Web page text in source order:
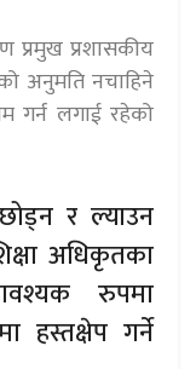
प्रमुख प्रशासकीय
अनुमति नचाहिने
गर्न लगाई रहेको
र ल्याउन
अधिकृतका
रुपमा
हस्तक्षेप गर्ने